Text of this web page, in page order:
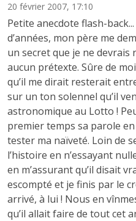
20 février 2007, 17:10
Petite anecdote flash-
d’années, mon père me
un secret que je ne
aucun prétexte. Sûre de
qu’il me dirait resterait
sur un ton solennel qu’il
astronomique au Lotto !
premier temps sa parole
tester ma naïveté. Loin de
l’histoire en n’essayant
en m’assurant qu’il disait
escompté et je finis par le
arrivé, à lui ! Nous en
qu’il allait faire de tout cet